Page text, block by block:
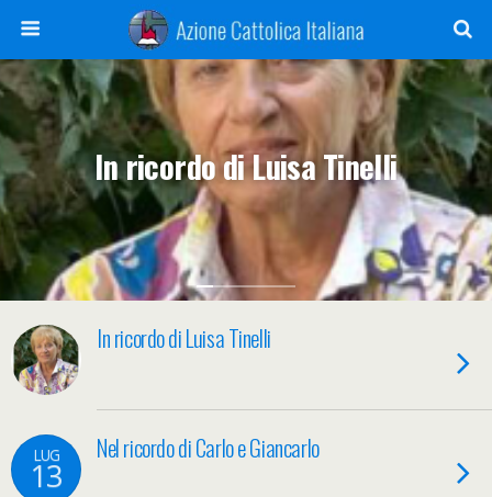
In ricordo di Luisa Tinelli
In ricordo di Luisa Tinelli
LUG
13
Nel ricordo di Carlo e Giancarlo